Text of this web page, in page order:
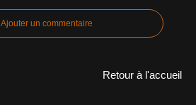
Ajouter un commentaire
Retour à l'accueil